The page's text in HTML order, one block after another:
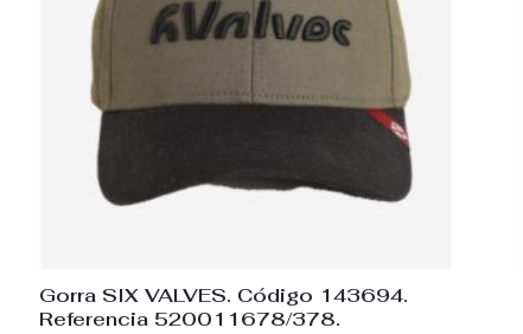
Gorra SIX VALVES. Código 143694.
Referencia 520011678/378.